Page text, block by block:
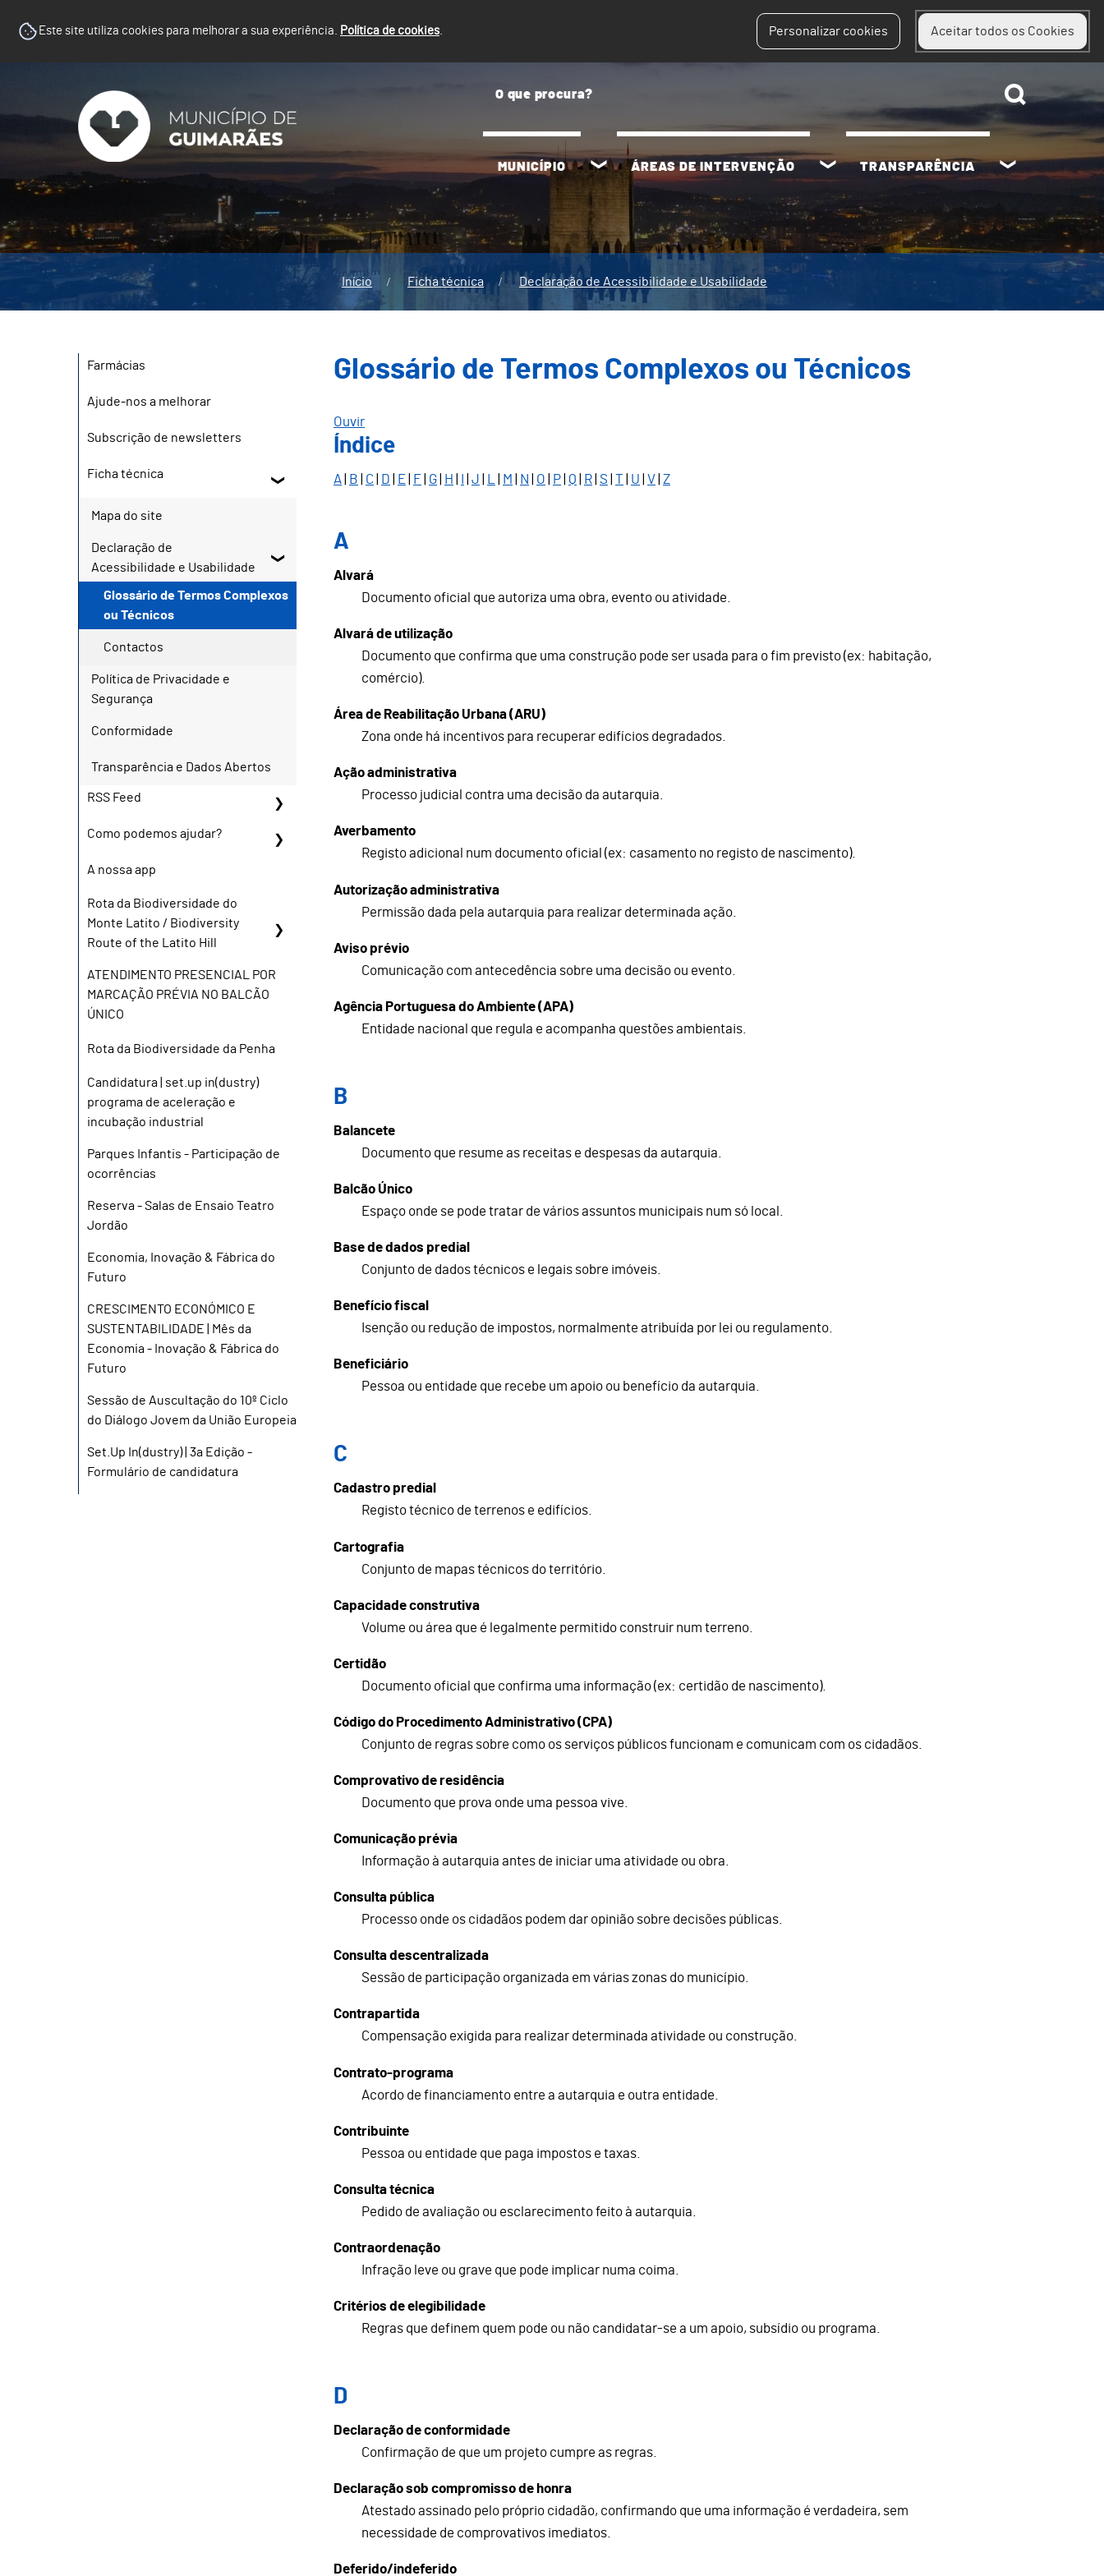
Este site utiliza cookies para melhorar a sua experiência. Política de cookies. Personalizar cookies Aceitar todos os Cookies
MUNICÍPIO ÁREAS DE INTERVENÇÃO TRANSPARÊNCIA
Início Ficha técnica Declaração de Acessibilidade e Usabilidade
Farmácias
Ajude-nos a melhorar
Subscrição de newsletters
Ficha técnica
Mapa do site
Declaração de
Acessibilidade e Usabilidade
Glossário de Termos Complexos
ou Técnicos
Contactos
Política de Privacidade e
Segurança
Conformidade
Transparência e Dados Abertos
RSS Feed
Como podemos ajudar?
A nossa app
Rota da Biodiversidade do
Monte Latito / Biodiversity
Route of the Latito Hill
ATENDIMENTO PRESENCIAL POR
MARCAÇÃO PRÉVIA NO BALCÃO
ÚNICO
Rota da Biodiversidade da Penha
Candidatura | set.up in(dustry)
programa de aceleração e
incubação industrial
Parques Infantis - Participação de
ocorrências
Reserva - Salas de Ensaio Teatro
Jordão
Economia, Inovação & Fábrica do
Futuro
CRESCIMENTO ECONÓMICO E
SUSTENTABILIDADE | Mês da
Economia - Inovação & Fábrica do
Futuro
Sessão de Auscultação do 10º Ciclo
do Diálogo Jovem da União Europeia
Set.Up In(dustry) | 3a Edição -
Formulário de candidatura
Glossário de Termos Complexos ou Técnicos
Ouvir
Índice
A B C D E F G H J M N O P Q R S T U V Z
A
Alvará
Documento oficial que autoriza uma obra, evento ou atividade.
Alvará de utilização
Documento que confirma que uma construção pode ser usada para o fim previsto (ex: habitação,
comércio).
Área de Reabilitação Urbana (ARU)
Zona onde há incentivos para recuperar edifícios degradados.
Ação administrativa
Processo judicial contra uma decisão da autarquia.
Averbamento
Registo adicional num documento oficial (ex: casamento no registo de nascimento).
Autorização administrativa
Permissão dada pela autarquia para realizar determinada ação.
Aviso prévio
Comunicação com antecedência sobre uma decisão ou evento.
Agência Portuguesa do Ambiente (APA)
Entidade nacional que regula e acompanha questões ambientais.
B
Balancete
Documento que resume as receitas e despesas da autarquia.
Balcão Único
Espaço onde se pode tratar de vários assuntos municipais num só local.
Base de dados predial
Conjunto de dados técnicos e legais sobre imóveis.
Benefício fiscal
Isenção ou redução de impostos, normalmente atribuída por lei ou regulamento.
Beneficiário
Pessoa ou entidade que recebe um apoio ou benefício da autarquia.
C
Cadastro predial
Registo técnico de terrenos e edifícios.
Cartografia
Conjunto de mapas técnicos do território.
Capacidade construtiva
Volume ou área que é legalmente permitido construir num terreno.
Certidão
Documento oficial que confirma uma informação (ex: certidão de nascimento).
Código do Procedimento Administrativo (CPA)
Conjunto de regras sobre como os serviços públicos funcionam e comunicam com os cidadãos.
Comprovativo de residência
Documento que prova onde uma pessoa vive.
Comunicação prévia
Informação à autarquia antes de iniciar uma atividade ou obra.
Consulta pública
Processo onde os cidadãos podem dar opinião sobre decisões públicas.
Consulta descentralizada
Sessão de participação organizada em várias zonas do município.
Contrapartida
Compensação exigida para realizar determinada atividade ou construção.
Contrato-programa
Acordo de financiamento entre a autarquia e outra entidade.
Contribuinte
Pessoa ou entidade que paga impostos e taxas.
Consulta técnica
Pedido de avaliação ou esclarecimento feito à autarquia.
Contraordenação
Infração leve ou grave que pode implicar numa coima.
Critérios de elegibilidade
Regras que definem quem pode ou não candidatar-se a um apoio, subsídio ou programa.
D
Declaração de conformidade
Confirmação de que um projeto cumpre as regras.
Declaração sob compromisso de honra
Atestado assinado pelo próprio cidadão, confirmando que uma informação é verdadeira, sem
necessidade de comprovativos imediatos.
Deferido/indeferido